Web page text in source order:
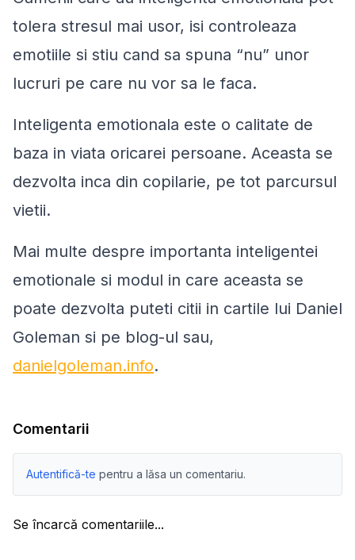
tolera stresul mai usor, isi controleaza
emotiile si stiu cand sa spuna “nu” unor
lucruri pe care nu vor sa le faca.
Inteligenta emotionala este o calitate de
baza in viata oricarei persoane. Aceasta se
dezvolta inca din copilarie, pe tot parcursul
vietii.
Mai multe despre importanta inteligentei
emotionale si modul in care aceasta se
poate dezvolta puteti citii in cartile lui Daniel
Goleman si pe blog-ul sau,
danielgoleman.info.
Comentarii
Autentifică-te pentru a lăsa un comentariu.
Se încarcă comentariile...